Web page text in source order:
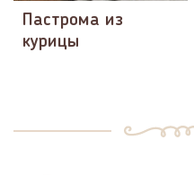
Пастрома из
курицы